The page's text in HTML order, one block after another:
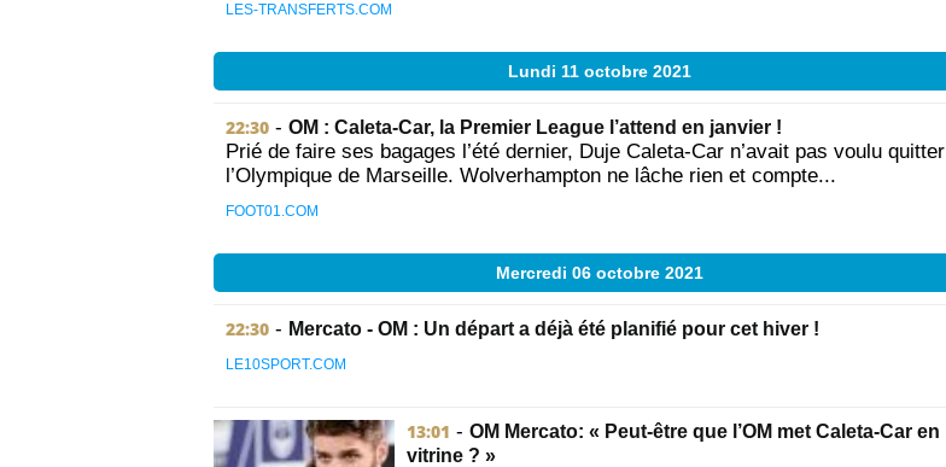
LES-TRANSFERTS.COM
Lundi 11 octobre 2021
22:30 - OM : Caleta-Car, la Premier League l’attend en janvier !
Prié de faire ses bagages l’été dernier, Duje Caleta-Car n’avait pas voulu quitter
l’Olympique de Marseille. Wolverhampton ne lâche rien et compte...
FOOT01.COM
Mercredi 06 octobre 2021
22:30 - Mercato - OM : Un départ a déjà été planifié pour cet hiver !
LE10SPORT.COM
13:01 - OM Mercato: « Peut-être que l’OM met Caleta-Car en
vitrine ? »